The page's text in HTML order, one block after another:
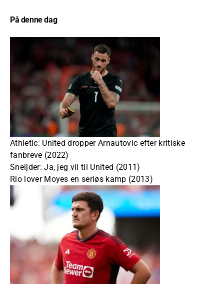
På denne dag
Athletic: United dropper Arnautovic efter kritiske
fanbreve (2022)
Sneijder: Ja, jeg vil til United (2011)
Rio lover Moyes en seriøs kamp (2013)